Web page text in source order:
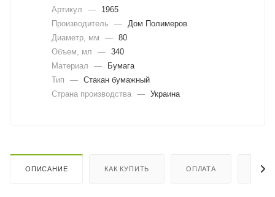
Артикул —
1965
Производитель
—
Дом Полимеров
Диаметр, мм
— 80
Объем, мл
— 340
Материал
—
Бумага
Тип
— Стакан бумажный
Страна производства — Украина
ОПИСАНИЕ КАК КУПИТЬ ОПЛАТА